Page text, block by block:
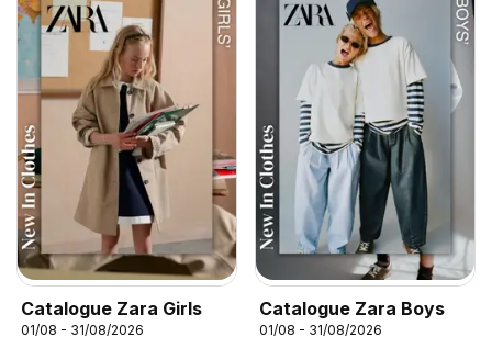
Catalogue Zara Girls
01/08 - 31/08/2026
Catalogue Zara Boys
01/08 - 31/08/2026